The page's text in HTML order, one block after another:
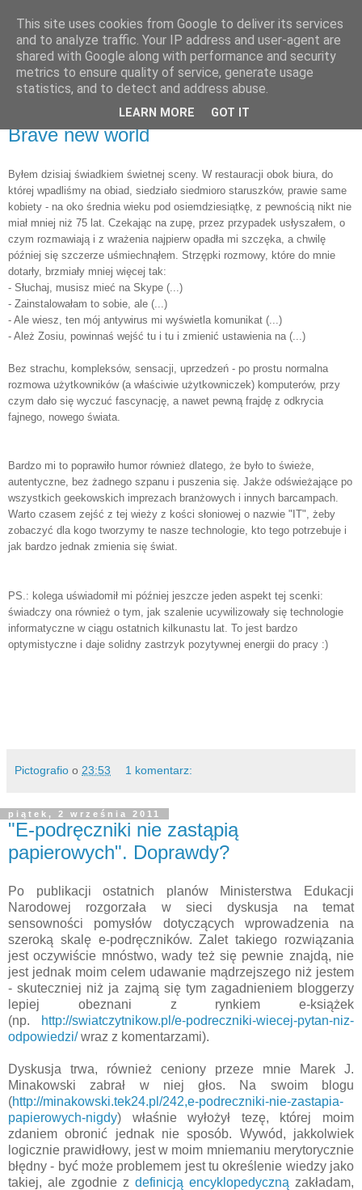
Patrząc z boku
świat dookoła okiem marudy
piątek, 9 września 2011
Brave new world
Byłem dzisiaj świadkiem świetnej sceny. W restauracji obok biura, do
której wpadliśmy na obiad, siedziało siedmioro staruszków, prawie same
kobiety - na oko średnia wieku pod osiemdziesiątkę, z pewnością nikt nie
miał mniej niż 75 lat. Czekając na zupę, przez przypadek usłyszałem, o
czym rozmawiają i z wrażenia najpierw opadła mi szczęka, a chwilę
później się szczerze uśmiechnąłem. Strzępki rozmowy, które do mnie
dotarły, brzmiały mniej więcej tak:
- Słuchaj, musisz mieć na Skype (...)
- Zainstalowałam to sobie, ale (...)
- Ale wiesz, ten mój antywirus mi wyświetla komunikat (...)
- Ależ Zosiu, powinnaś wejść tu i tu i zmienić ustawienia na (...)
Bez strachu, kompleksów, sensacji, uprzedzeń - po prostu normalna
rozmowa użytkowników (a właściwie użytkowniczek) komputerów, przy
czym dało się wyczuć fascynację, a nawet pewną frajdę z odkrycia
fajnego, nowego świata.
Bardzo mi to poprawiło humor również dlatego, że było to świeże,
autentyczne, bez żadnego szpanu i puszenia się. Jakże odświeżające po
wszystkich geekowskich imprezach branżowych i innych barcampach.
Warto czasem zejść z tej wieży z kości słoniowej o nazwie "IT", żeby
zobaczyć dla kogo tworzymy te nasze technologie, kto tego potrzebuje i
jak bardzo jednak zmienia się świat.
PS.: kolega uświadomił mi później jeszcze jeden aspekt tej scenki:
świadczy ona również o tym, jak szalenie ucywilizowały się technologie
informatyczne w ciągu ostatnich kilkunastu lat. To jest bardzo
optymistyczne i daje solidny zastrzyk pozytywnej energii do pracy :)
Pictografio o 23:53 1 komentarz:
piątek, 2 września 2011
"E-podręczniki nie zastąpią
papierowych". Doprawdy?
Po publikacji ostatnich planów Ministerstwa Edukacji
Narodowej rozgorzała w sieci dyskusja na temat
sensowności pomysłów dotyczących wprowadzenia na
szeroką skalę e-podręczników. Zalet takiego rozwiązania
jest oczywiście mnóstwo, wady też się pewnie znajdą, nie
jest jednak moim celem udawanie mądrzejszego niż jestem
- skuteczniej niż ja zajmą się tym zagadnieniem bloggerzy
lepiej obeznani z rynkiem e-książek
(np.
http://swiatczytnikow.pl/e-podreczniki-wiecej-pytan-niz-
odpowiedzi/wraz z komentarzami).
Dyskusja trwa, również ceniony przeze mnie Marek J.
Minakowski zabrał w niej głos. Na swoim blogu
(http://minakowski.tek24.pl/242,e-podreczniki-nie-zastapia-
papierowych-nigdy) właśnie wyłożył tezę, której moim
zdaniem obronić jednak nie sposób. Wywód, jakkolwiek
logicznie prawidłowy, jest w moim mniemaniu merytorycznie
błędny - być może problemem jest tu określenie wiedzy jako
takiej, ale zgodnie z definicją encyklopedyczną zakładam,
This site uses cookies from Google to deliver its services
and to analyze traffic. Your IP address and user-agent are
shared with Google along with performance and security
metrics to ensure quality of service, generate usage
statistics, and to detect and address abuse.
LEARN MORE GOT IT